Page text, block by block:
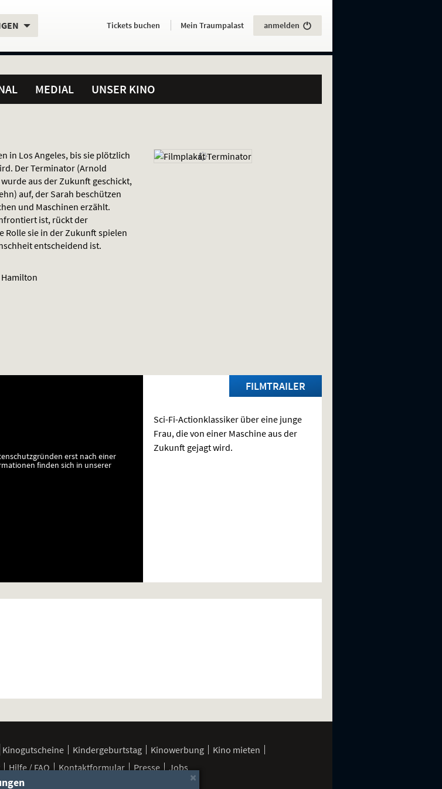
Servicefunktionen
Aktuelles
HierTickets buchen . Mein Traumpalast anmelden
MEDIAL UNSER KINO
in Los Angeles, bis sie plötzlich
Der Terminator (Arnold
aus der Zukunft geschickt,
auf, der Sarah beschützen
und Maschinen erzählt.
ist, rückt der
Rolle sie in der Zukunft spielen
entscheidend ist.
FILMTRAILER
erst nach einer
finden sich in unserer
Sci-Fi-Actionklassiker über eine junge
Frau, die von einer Maschine aus der
Zukunft gejagt wird.
Kinogutscheine Kindergeburtstag Kinowerbung
Kino mieten
Hilfe / FAQ Kontaktformular Presse Jobs
×